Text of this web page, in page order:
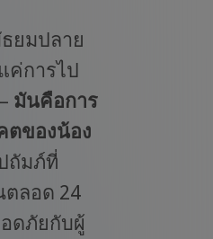
ยมปลาย
แค่การไป
มันคือการ
ตของน้อง
ถัมภ์ที่
ตลอด 24
ดภัยกับผู้